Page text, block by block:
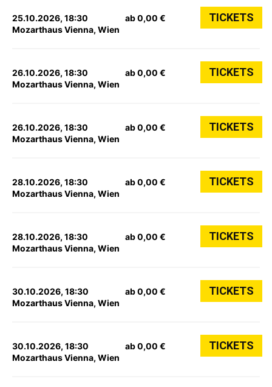
25.10.2026, 18:30
Mozarthaus Vienna, Wien
ab 0,00 € TICKETS
26.10.2026, 18:30
Mozarthaus Vienna, Wien
ab 0,00 € TICKETS
26.10.2026, 18:30
Mozarthaus Vienna, Wien
ab 0,00 € TICKETS
28.10.2026, 18:30
Mozarthaus Vienna, Wien
ab 0,00 € TICKETS
28.10.2026, 18:30
Mozarthaus Vienna, Wien
ab 0,00 € TICKETS
30.10.2026, 18:30
Mozarthaus Vienna, Wien
ab 0,00 € TICKETS
30.10.2026, 18:30
Mozarthaus Vienna, Wien
ab 0,00 € TICKETS